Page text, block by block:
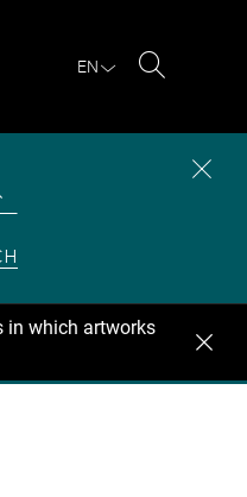
EN
in which artworks